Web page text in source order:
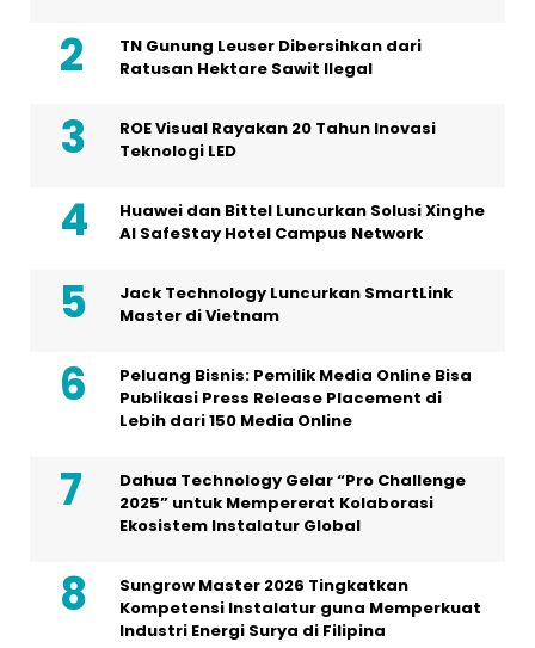
TN Gunung Leuser Dibersihkan dari
Ratusan Hektare Sawit Ilegal
ROE Visual Rayakan 20 Tahun Inovasi
Teknologi LED
Huawei dan Bittel Luncurkan Solusi Xinghe
Al SafeStay Hotel Campus Network
Jack Technology Luncurkan SmartLink
Master di Vietnam
Peluang Bisnis: Pemilik Media Online Bisa
Publikasi Press Release Placement di
Lebih dari 150 Media Online
Dahua Technology Gelar “Pro Challenge
2025” untuk Mempererat Kolaborasi
Ekosistem Instalatur Global
Sungrow Master 2026 Tingkatkan
Kompetensi Instalatur guna Memperkuat
Industri Energi Surya di Filipina